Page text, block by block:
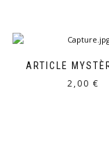
ARTICLE
2,00 €